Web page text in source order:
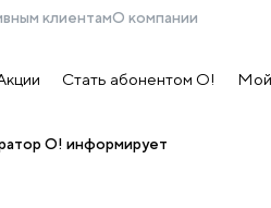
клиентамО компании
Стать абонентом O!
О! информирует